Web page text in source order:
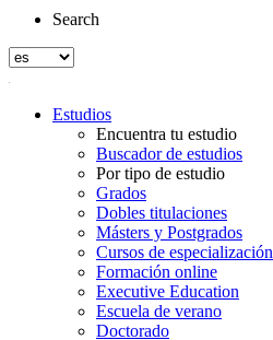
Search
Estudios
Encuentra tu estudio
Buscador de estudios
Por tipo de estudio
Grados
Dobles titulaciones
Másters y Postgrados
Cursos de especialización
Formación online
Executive Education
Escuela de verano
Doctorado